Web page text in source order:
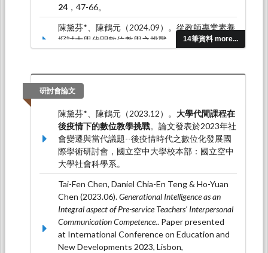
14筆資料 more...
24 ，47-66。
陳黛芬*、陳鶴元（2024.09）。從教師專業素養
探討大學代間數位教學之挑戰。
台灣教育研究期
刊，5（5），81-102。
陳黛芬*、陳鶴元（2023.09）。探討高齡學習者
參與大學代間方案之代間交流態度。
究期刊，4
研討會論文
陳黛芬*、陳鶴元（2023.12）。 大學代間課程在
後疫情下的數位教學挑戰。論文發表於2023年社
會變遷與當代議題--後疫情時代之數位化發展國
際學術研討會，國立空中大學校本部：國立空中
大學社會科學系。
Tai-Fen Chen, Daniel Chia-En Teng & Ho-Yuan
Chen (2023.06).Generational Intelligence as an
Integral aspect of Pre-service Teachers' Interpersonal
Communication Competence.. Paper presented
at International Conference on Education and
New Developments 2023, Lisbon,